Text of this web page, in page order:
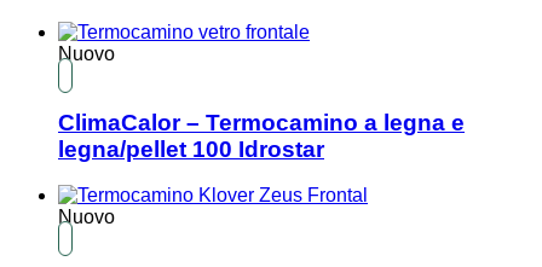
Nuovo
ClimaCalor – Termocamino a legna e
legna/pellet 100 Idrostar
Nuovo